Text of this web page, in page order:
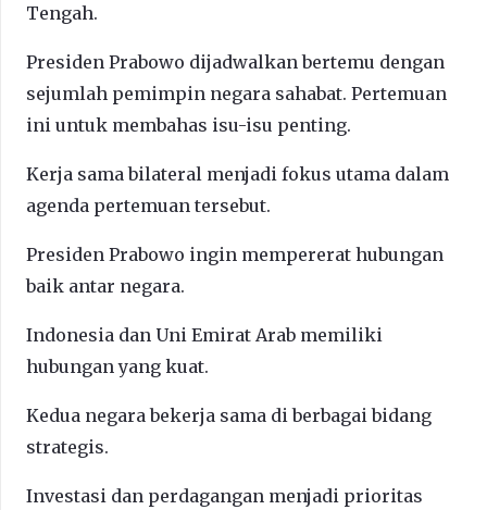
Tengah.
Presiden Prabowo dijadwalkan bertemu dengan
sejumlah pemimpin negara sahabat. Pertemuan
ini untuk membahas isu-isu penting.
Kerja sama bilateral menjadi fokus utama dalam
agenda pertemuan tersebut.
Presiden Prabowo ingin mempererat hubungan
baik antar negara.
Indonesia dan Uni Emirat Arab memiliki
hubungan yang kuat.
Kedua negara bekerja sama di berbagai bidang
strategis.
Investasi dan perdagangan menjadi prioritas